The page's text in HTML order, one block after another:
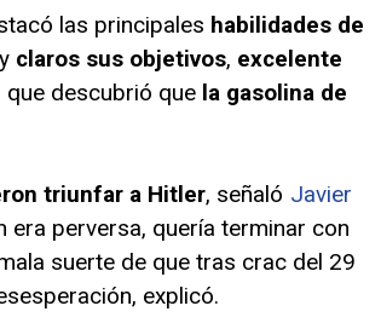
las principales habilidades de
claros sus objetivos, excelente
descubrió que la gasolina de
triunfar a Hitler, señaló Javier
era perversa, quería terminar con
suerte de que tras crac del 29
explicó.